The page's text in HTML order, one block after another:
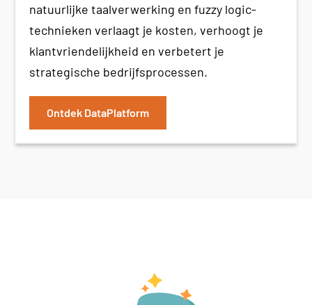
natuurlijke taalverwerking en fuzzy logic-
technieken verlaagt je kosten, verhoogt je
klantvriendelijkheid en verbetert je
strategische bedrijfsprocessen.
Ontdek DataPlatform